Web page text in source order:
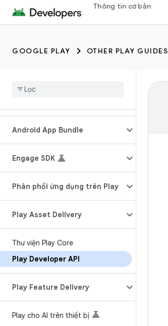
Thông tin cơ bản
GOOGLE PLAY OTHER PLAY GUIDES
Android App Bundle
Engage SDK
Phân phối ứng dụng trên Play
Play Asset Delivery
Thư viện Play Core
Play Developer API
Play Feature Delivery
Play cho AI trên thiết bị